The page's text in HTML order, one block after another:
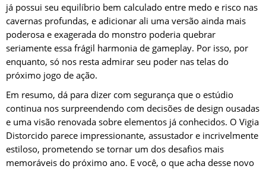
já possui seu equilíbrio bem calculado entre medo e risco nas
cavernas profundas, e adicionar ali uma versão ainda mais
poderosa e exagerada do monstro poderia quebrar
seriamente essa frágil harmonia de gameplay. Por isso, por
enquanto, só nos resta admirar seu poder nas telas do
próximo jogo de ação.
Em resumo, dá para dizer com segurança que o estúdio
continua nos surpreendendo com decisões de design ousadas
e uma visão renovada sobre elementos já conhecidos. O Vigia
Distorcido parece impressionante, assustador e incrivelmente
estiloso, prometendo se tornar um dos desafios mais
memoráveis do próximo ano. E você, o que acha desse novo